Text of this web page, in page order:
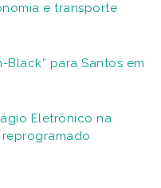
e transporte
Black” para Santos em
Eletrônico na
reprogramado